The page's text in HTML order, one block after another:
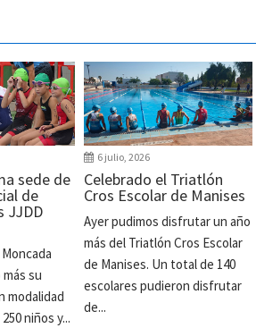
sede de
de
JJDD
su
modalidad
niños y...
6 julio, 2026
Celebrado el Triatlón
Cros Escolar de Manises
Ayer pudimos disfrutar un año
más del Triatlón Cros Escolar
de Manises. Un total de 140
escolares pudieron disfrutar
de...